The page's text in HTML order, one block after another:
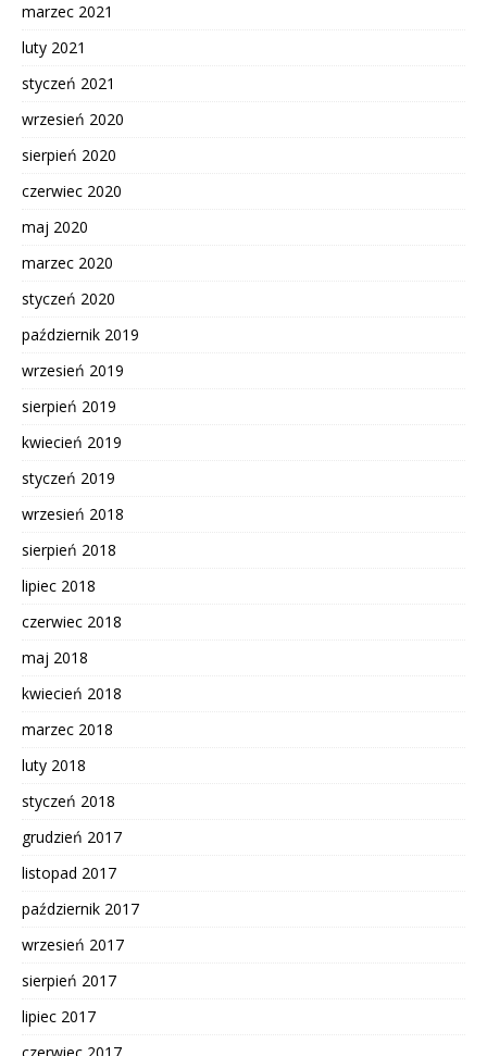
marzec 2021
luty 2021
styczeń 2021
wrzesień 2020
sierpień 2020
czerwiec 2020
maj 2020
marzec 2020
styczeń 2020
październik 2019
wrzesień 2019
sierpień 2019
kwiecień 2019
styczeń 2019
wrzesień 2018
sierpień 2018
lipiec 2018
czerwiec 2018
maj 2018
kwiecień 2018
marzec 2018
luty 2018
styczeń 2018
grudzień 2017
listopad 2017
październik 2017
wrzesień 2017
sierpień 2017
lipiec 2017